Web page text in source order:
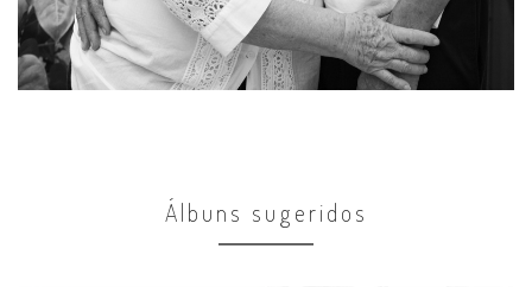
Álbuns sugeridos